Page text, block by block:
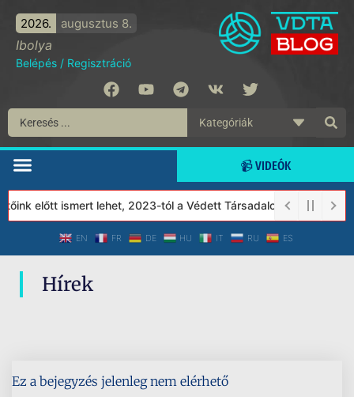
2026. augusztus 8.
Ibolya
Belépés / Regisztráció
📹 VIDEÓK
előtt ismert lehet, 2023-tól a Védett Társadalom
EN FR DE HU IT RU ES
Hírek
Ez a bejegyzés jelenleg nem elérhető